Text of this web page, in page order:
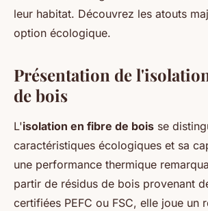
leur habitat. Découvrez les atouts
option écologique.
Présentation de
de bois
L'isolation en fibre de bois se
caractéristiques écologiques et sa
une performance thermique
partir de résidus de bois provenant
certifiées PEFC ou FSC, elle joue un